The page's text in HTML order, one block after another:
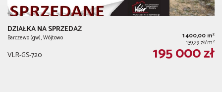
DZIAŁKA NA SPRZEDAŻ
Barczewo (gw), Wójtowo 1 400,00 m2
139,29 zł/m2
VLR-GS-720 195 000 zł